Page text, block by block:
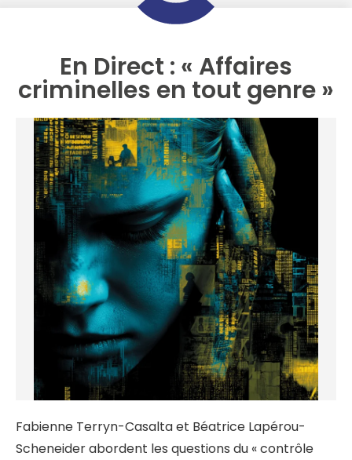
En Direct : « Affaires
criminelles en tout genre »
Fabienne Terryn-Casalta et Béatrice Lapérou-
Scheneider abordent les questions du « contrôle